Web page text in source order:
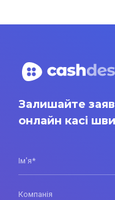
Залишайте
онлайн касі
Ім'я*
Компанія